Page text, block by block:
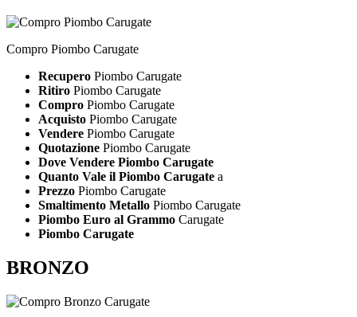
Compro Piombo Carugate
Recupero Piombo Carugate
Ritiro Piombo Carugate
Compro Piombo Carugate
Acquisto Piombo Carugate
Vendere Piombo Carugate
Quotazione Piombo Carugate
Dove Vendere Piombo Carugate
Quanto Vale il Piombo Carugate a
Prezzo Piombo Carugate
Smaltimento Metallo Piombo Carugate
Piombo Euro al Grammo Carugate
Piombo Carugate
BRONZO